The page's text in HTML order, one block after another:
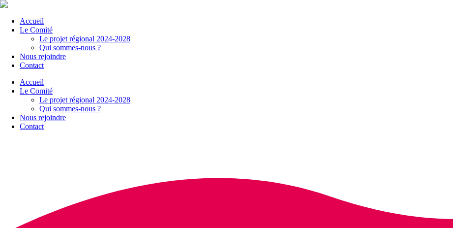
Accueil
Le Comité
Le projet régional 2024-2028
Qui sommes-nous ?
Nous rejoindre
Contact
Accueil
Le Comité
Le projet régional 2024-2028
Qui sommes-nous ?
Nous rejoindre
Contact